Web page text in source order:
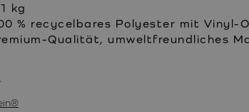
kg
% recycelbares Polyester mit Vinyl-
Qualität, umweltfreundliches